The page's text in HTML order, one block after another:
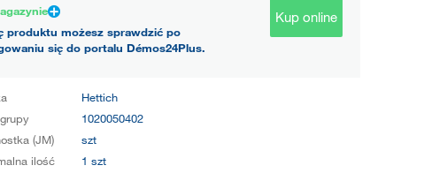
produktu możesz sprawdzić po
się do portalu Démos24Plus.
Kup online
Hettich
1020050402
(JM)
szt
ilość
1 szt